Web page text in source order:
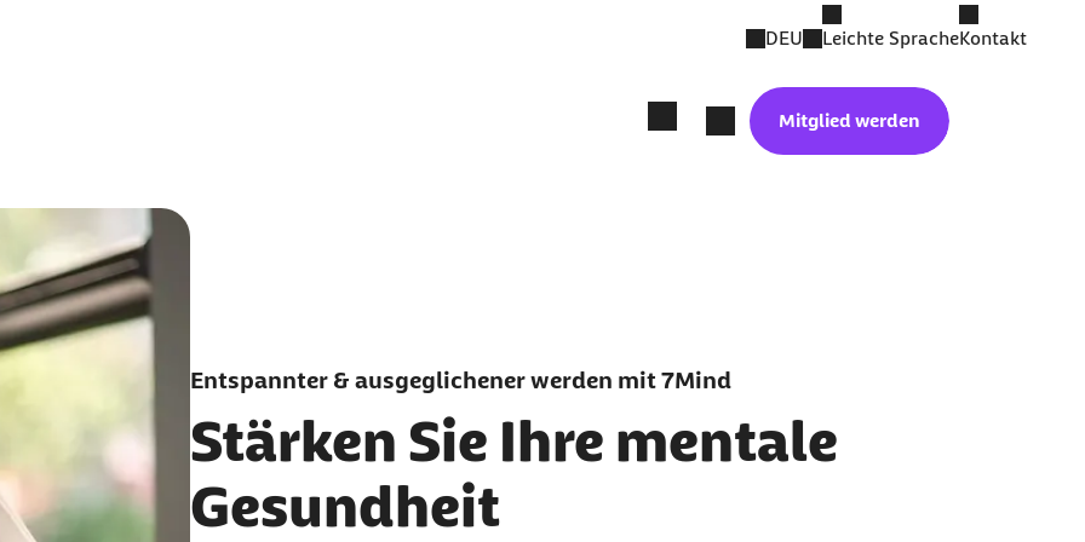
DEU Leichte SpracheKontakt
Mitglied werden
Entspannter & ausgeglichener werden mit 7Mind
Stärken Sie Ihre mentale
Gesundheit